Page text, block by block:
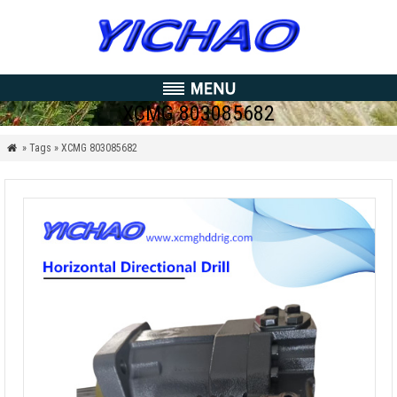
XCMG 803085682
 » Tags » XCMG 803085682